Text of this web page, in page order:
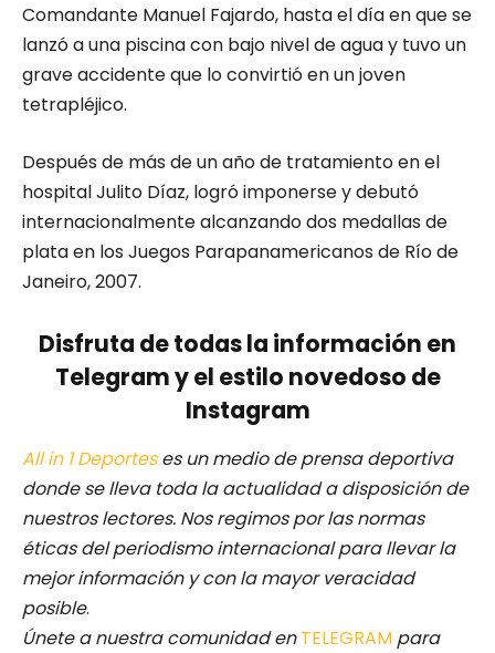
Comandante Manuel Fajardo, hasta el día en que se
lanzó a una piscina con bajo nivel de agua y tuvo un
grave accidente que lo convirtió en un joven
tetrapléjico.
Después de más de un año de tratamiento en el
hospital Julito Díaz, logró imponerse y debutó
internacionalmente alcanzando dos medallas de
plata en los Juegos Parapanamericanos de Río de
Janeiro, 2007.
Disfruta de todas la información en
Telegram y el estilo novedoso de
Instagram
All in 1 Deporteses un medio de prensa deportiva
donde se lleva toda la actualidad a disposición de
nuestros lectores. Nos regimos por las normas
éticas del periodismo internacional para llevar la
mejor información y con la mayor veracidad
posible.
Únete a nuestra comunidad enTELEGRAM para